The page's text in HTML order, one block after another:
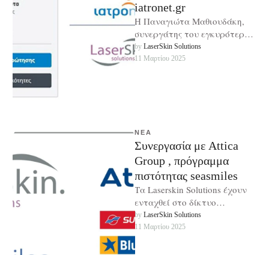
iatronet.gr
Η Παναγιώτα Μαθιουδάκη,
συνεργάτης του εγκυρότερου
portal υγείας στην Ελλάδα
“iatronet.gr”. Απαντά στις
by LaserSkin Solutions
11 Μαρτίου 2025
ΝΈΑ
Συνεργασία με Attica
Group , πρόγραμμα
πιστότητας seasmiles
Τα Laserskin Solutions έχουν
ενταχθεί στο δίκτυο
συνεργατών της Attica Group
(Blue Star Ferries , Superfast
Ferries , …
by LaserSkin Solutions
11 Μαρτίου 2025